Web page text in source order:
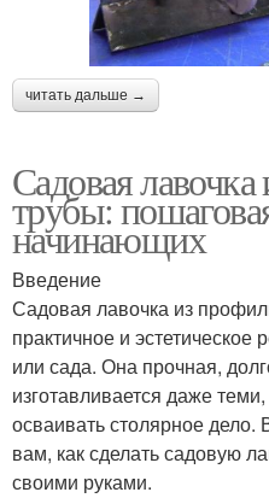
читать дальше →
Садовая
трубы:
начинающих
Введение
Садовая лавочка из
практичное и
или сада. Она прочная,
изготавливается даже
осваивать столярное дело.
вам, как сделать садовую
своими руками.